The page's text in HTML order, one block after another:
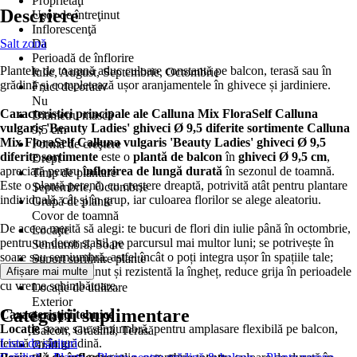
Uşor de întreţinut
Inflorescenţă
Da
Perioadă de înflorire
Iulie, August, Septembrie, Octombrie
Fruct decorativ
Nu
Diametru mască
9,5 cm
Formă de creştere
Drept
Timp de plantare
Septembrie, Octombrie
Grupă de plante
Covor de toamnă
Locaţie
Semiumbră, Soare
Suport sprijinire plante
Nu
Locație de utilizare
Exterior
Locații
Balcon, Grădină, Terasă
Grădini
Descriere
Salt zonă
Plantele de toamnă aduc culoare constantă pe balcon, terasă sau în
grădină și completează ușor aranjamentele în ghivece și jardiniere.
Caracteristici principale ale Calluna Mix FloraSelf Calluna
vulgaris 'Beauty Ladies' ghiveci Ø 9,5 diferite sortimente Calluna
Mix FloraSelf Calluna vulgaris 'Beauty Ladies' ghiveci Ø 9,5
diferite sortimente este o plantă de balcon în ghiveci Ø 9,5 cm,
apreciată pentruînflorirea de lungă durată în sezonul de toamnă.
Este o plantă perenă, cu creștere dreaptă, potrivită atât pentru plantare
individuală, cât și în grup, iar culoarea florilor se alege aleatoriu.
De aceea merită să alegi: te bucuri de flori din iulie până în octombrie,
pentru un decor stabil pe parcursul mai multor luni; se potrivește în
soare sau semiumbră, astfel încât o poți integra ușor în spațiile tale;
fiind ușor de întreținut și rezistentă la îngheț, reduce grija în perioadele
cu vreme schimbătoare.
Caracteristici tehnice
Locațiesoare sau semiumbră, pentru amplasare flexibilă pe balcon,
terasă ori în grădină.
Afișare mai multe
Categorii suplimentare
Lista de sărituri